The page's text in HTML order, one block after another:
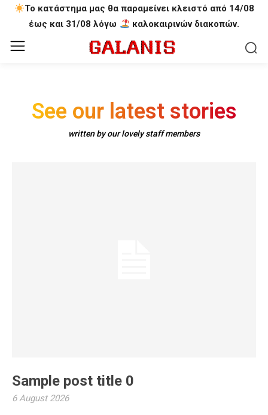
Το κατάστημα μας θα παραμείνει κλειστό από 14/08
έως και 31/08 λόγω
καλοκαιρινών διακοπών.
See our latest stories
written by our lovely staff members
Sample post title 0
6 August 2026